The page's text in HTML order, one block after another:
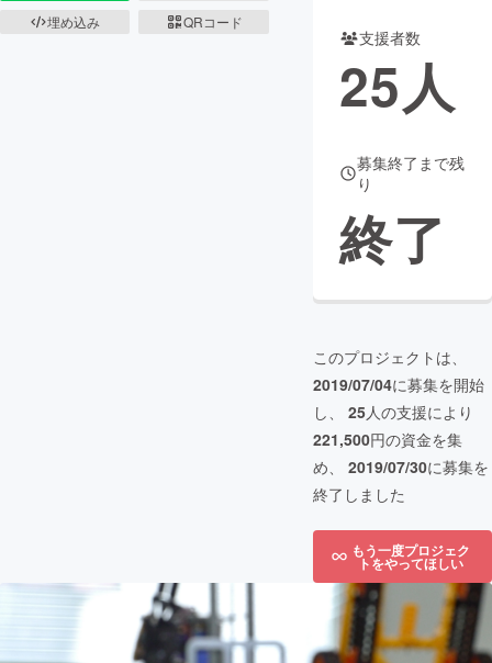
埋め込み
QRコード
支援者数
25人
募集終了まで残
り
終了
このプロジェクトは、
2019/07/04に募集を開始
し、 25人の支援により
221,500円の資金を集
め、 2019/07/30に募集を
終了しました
もう一度プロジェク
トをやってほしい